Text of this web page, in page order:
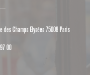
des Champs Elysées 75008 Paris((ouvre
00